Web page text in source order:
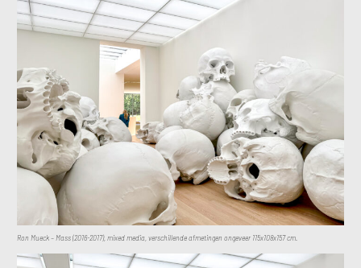
Ron Mueck – Mass (2016-2017), mixed media, verschillende afmetingen ongeveer 115x108x157 cm.